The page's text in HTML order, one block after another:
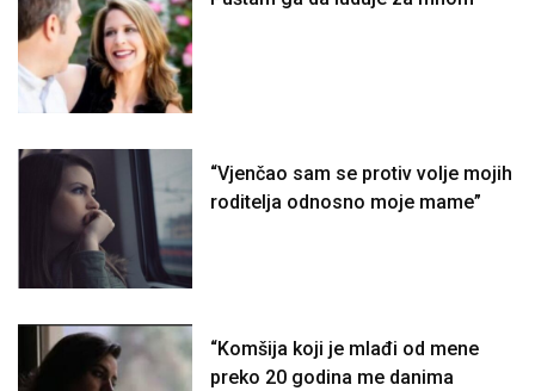
“Vjenčao sam se protiv volje mojih
roditelja odnosno moje mame”
“Komšija koji je mlađi od mene
preko 20 godina me danima